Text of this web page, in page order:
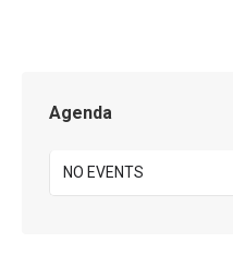
Agenda
NO EVENTS